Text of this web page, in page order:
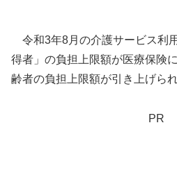
令和3年8月の介護サービス利
得者」の負担上限額が医療保険
齢者の負担上限額が引き上げられ
PR